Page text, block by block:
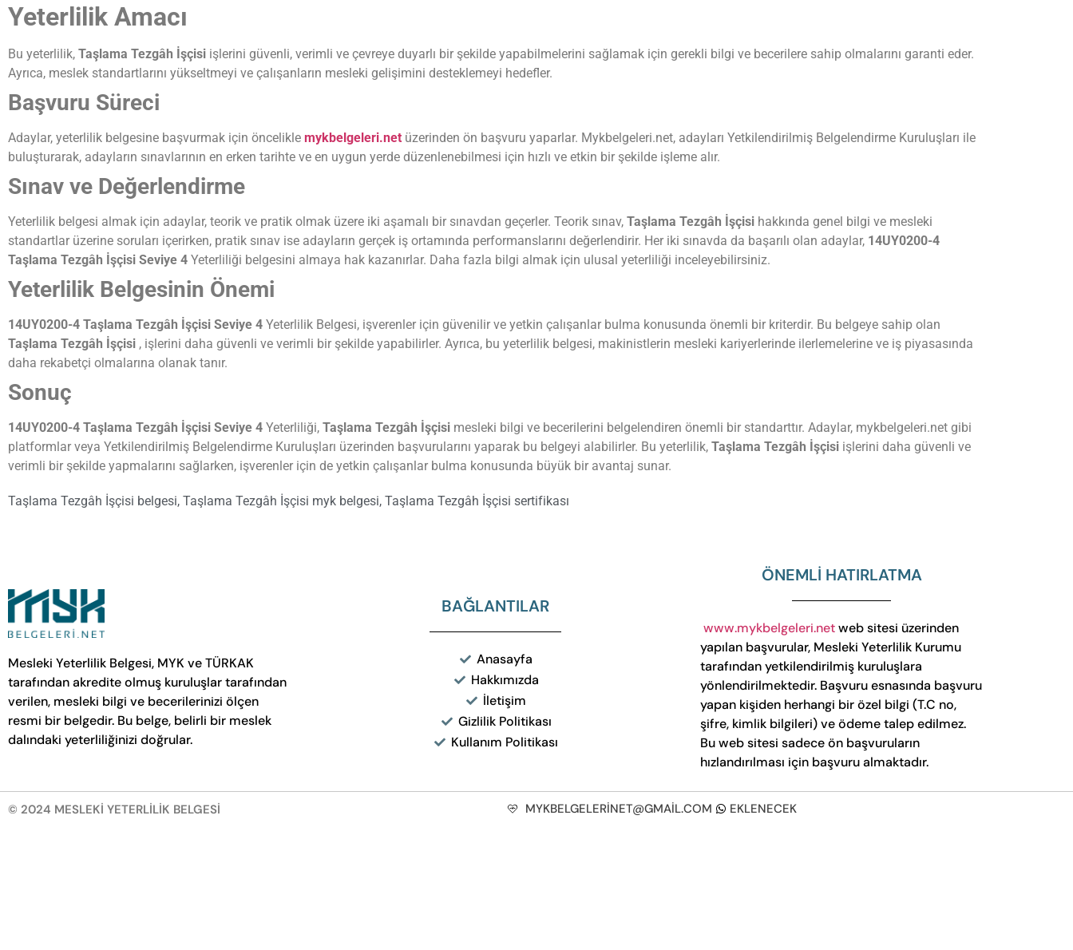
Yeterlilik Amacı
Bu yeterlilik, Taşlama Tezgâh İşçisi işlerini güvenli, verimli ve çevreye duyarlı bir şekilde yapabilmelerini sağlamak için gerekli bilgi ve becerilere sahip olmalarını garanti eder.
Ayrıca, meslek standartlarını yükseltmeyi ve çalışanların mesleki gelişimini desteklemeyi hedefler.
Başvuru Süreci
Adaylar, yeterlilik belgesine başvurmak için öncelikle mykbelgeleri.net üzerinden ön başvuru yaparlar. Mykbelgeleri.net, adayları Yetkilendirilmiş Belgelendirme Kuruluşları ile
buluşturarak, adayların sınavlarının en erken tarihte ve en uygun yerde düzenlenebilmesi için hızlı ve etkin bir şekilde işleme alır.
Sınav ve Değerlendirme
Yeterlilik belgesi almak için adaylar, teorik ve pratik olmak üzere iki aşamalı bir sınavdan geçerler. Teorik sınav, Taşlama Tezgâh İşçisi hakkında genel bilgi ve mesleki
standartlar üzerine soruları içerirken, pratik sınav ise adayların gerçek iş ortamında performanslarını değerlendirir. Her iki sınavda da başarılı olan adaylar, 14UY0200-4
Taşlama Tezgâh İşçisi Seviye 4 Yeterliliği belgesini almaya hak kazanırlar. Daha fazla bilgi almak için ulusal yeterliliği inceleyebilirsiniz.
Yeterlilik Belgesinin Önemi
14UY0200-4 Taşlama Tezgâh İşçisi Seviye 4 Yeterlilik Belgesi, işverenler için güvenilir ve yetkin çalışanlar bulma konusunda önemli bir kriterdir. Bu belgeye sahip olan
Taşlama Tezgâh İşçisi , işlerini daha güvenli ve verimli bir şekilde yapabilirler. Ayrıca, bu yeterlilik belgesi, makinistlerin mesleki kariyerlerinde ilerlemelerine ve iş piyasasında
daha rekabetçi olmalarına olanak tanır.
Sonuç
14UY0200-4 Taşlama Tezgâh İşçisi Seviye 4 Yeterliliği, Taşlama Tezgâh İşçisi mesleki bilgi ve becerilerini belgelendiren önemli bir standarttır. Adaylar, mykbelgeleri.net gibi
platformlar veya Yetkilendirilmiş Belgelendirme Kuruluşları üzerinden başvurularını yaparak bu belgeyi alabilirler. Bu yeterlilik, Taşlama Tezgâh İşçisi işlerini daha güvenli ve
verimli bir şekilde yapmalarını sağlarken, işverenler için de yetkin çalışanlar bulma konusunda büyük bir avantaj sunar.
Taşlama Tezgâh İşçisi belgesi, Taşlama Tezgâh İşçisi myk belgesi, Taşlama Tezgâh İşçisi sertifikası
Mesleki Yeterlilik Belgesi, MYK ve TÜRKAK
tarafından akredite olmuş kuruluşlar tarafından
verilen, mesleki bilgi ve becerilerinizi ölçen
resmi bir belgedir. Bu belge, belirli bir meslek
dalındaki yeterliliğinizi doğrular.
BAĞLANTILAR
Anasayfa
Hakkımızda
İletişim
Gizlilik Politikası
Kullanım Politikası
ÖNEMLİ HATIRLATMA
www.mykbelgeleri.netweb sitesi üzerinden
yapılan başvurular, Mesleki Yeterlilik Kurumu
tarafından yetkilendirilmiş kuruluşlara
yönlendirilmektedir. Başvuru esnasında başvuru
yapan kişiden herhangi bir özel bilgi (T.C no,
şifre, kimlik bilgileri) ve ödeme talep edilmez.
Bu web sitesi sadece ön başvuruların
hızlandırılması için başvuru almaktadır.
© 2024 MESLEKİ YETERLİLİK BELGESİ MYKBELGELERINET@GMAIL.COM EKLENECEK